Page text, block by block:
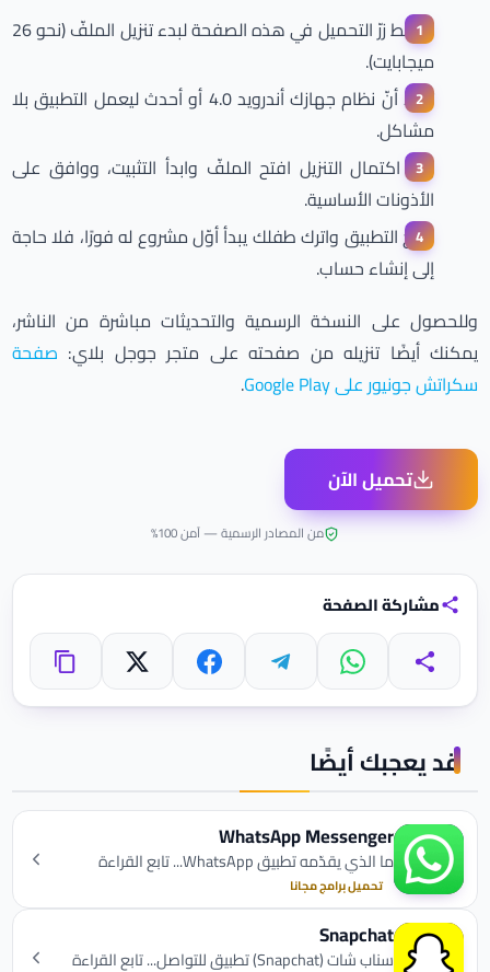
اضغط زرّ التحميل في هذه الصفحة لبدء تنزيل الملفّ (نحو 26
ميجابايت).
تأكّد أنّ نظام جهازك أندرويد 4.0 أو أحدث ليعمل التطبيق بلا
مشاكل.
بعد اكتمال التنزيل افتح الملفّ وابدأ التثبيت، ووافق على
الأذونات الأساسية.
افتح التطبيق واترك طفلك يبدأ أوّل مشروع له فورًا، فلا حاجة
إلى إنشاء حساب.
وللحصول على النسخة الرسمية والتحديثات مباشرة من الناشر،
يمكنك أيضًا تنزيله من صفحته على متجر جوجل بلاي: صفحة
سكراتش جونيور على Google Play
.
تحميل الآن
من المصادر الرسمية — آمن 100%
مشاركة الصفحة
مشاركة واتساب تيليجرام فيسبوك X نسخ
قد يعجبك أيضًا
WhatsApp Messenger
ما الذي يقدّمه تطبيق WhatsApp... تابع القراءة
تحميل برامج مجانا
Snapchat
سناب شات (Snapchat) تطبيق للتواصل... تابع القراءة